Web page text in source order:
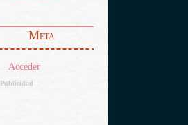
Meta
Acceder
Publicidad